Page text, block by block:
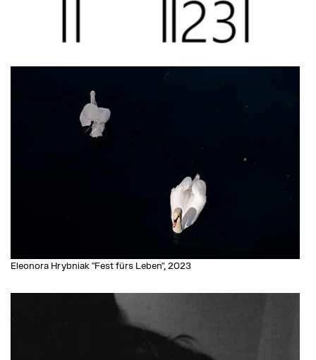
Eleonora Hrybniak "Fest fürs Leben", 2023